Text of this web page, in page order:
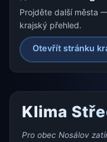
Projděte další města
krajský přehled.
Otevřít stránku
Klima
Pro obec Nosálov